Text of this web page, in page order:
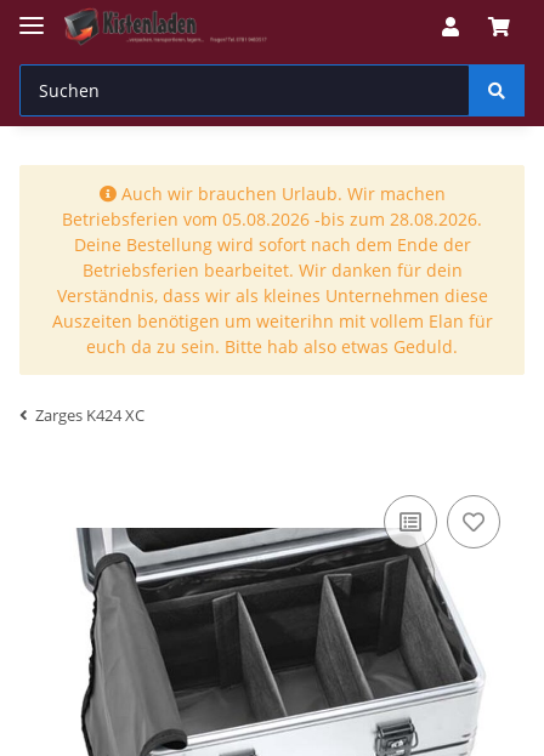
Auch wir brauchen Urlaub. Wir machen
Betriebsferien vom 05.08.2026 -bis zum 28.08.2026.
Deine Bestellung wird sofort nach dem Ende der
Betriebsferien bearbeitet. Wir danken für dein
Verständnis, dass wir als kleines Unternehmen diese
Auszeiten benötigen um weiterihn mit vollem Elan für
euch da zu sein. Bitte hab also etwas Geduld.
Zarges K424 XC